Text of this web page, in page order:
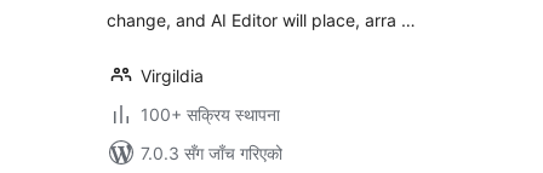
change, and AI Editor will place, arra …
Virgildia
100+ सक्रिय स्थापना
7.0.3 सँग जाँच गरिएको